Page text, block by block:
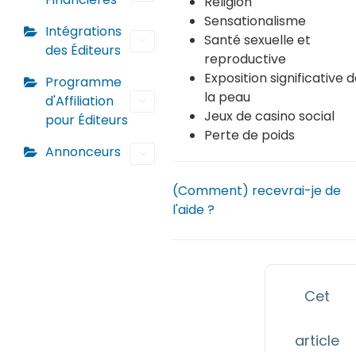
Intégrations
des Éditeurs
Programme
d'Affiliation
pour Éditeurs
Annonceurs
Sensationalisme
Santé sexuelle et
reproductive
Exposition significative
la peau
Jeux de casino social
Perte de poids
(Comment) recevrai-je de
l'aide ?
Cet
article